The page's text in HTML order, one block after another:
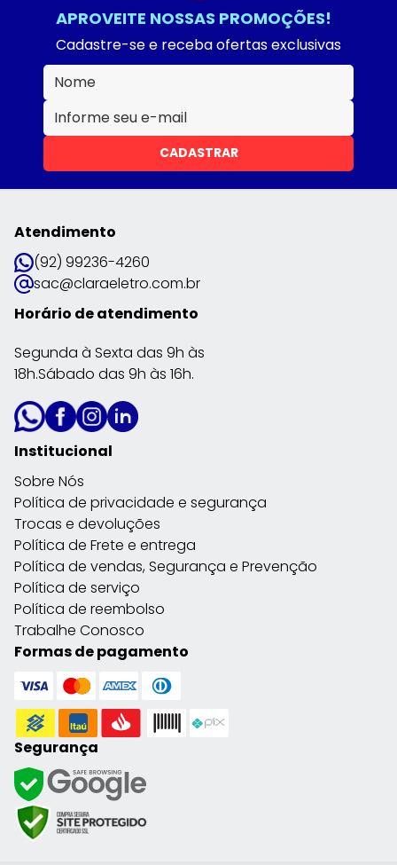
APROVEITE NOSSAS PROMOÇÕES!
Cadastre-se e receba ofertas exclusivas
CADASTRAR
Atendimento
(92) 99236-4260
sac@claraeletro.com.br
Horário de atendimento
Segunda à Sexta das 9h às
18h.Sábado das 9h às 16h.
Institucional
Sobre Nós
Política de privacidade e segurança
Trocas e devoluções
Política de Frete e entrega
Política de vendas, Segurança e Prevenção
Política de serviço
Política de reembolso
Trabalhe Conosco
Formas de pagamento
Segurança